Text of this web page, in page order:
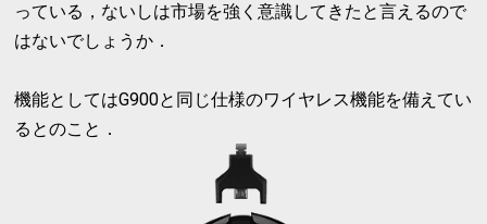
っている，ないしは市場を強く意識してきたと言えるので
はないでしょうか．
機能としてはG900と同じ仕様のワイヤレス機能を備えてい
るとのこと．